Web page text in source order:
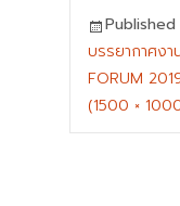
บรรยากาศงา
FORUM
(1500 ×